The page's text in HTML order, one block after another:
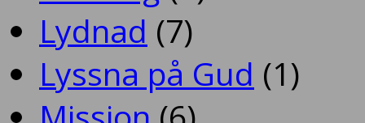
Lydnad (7)
Lyssna på Gud (1)